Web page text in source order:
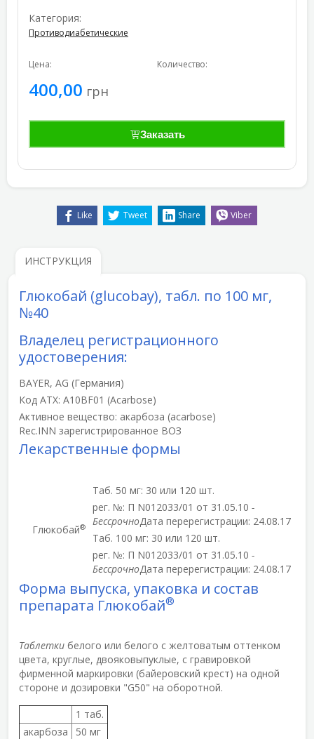
Категория:
Противодиабетические
Цена:
400,00 грн
Количество:
Заказать
Like Tweet Share Viber
ИНСТРУКЦИЯ
Глюкобай (glucobay), табл. по 100 мг,
№40
Владелец регистрационного
удостоверения:
BAYER, AG (Германия)
Код ATX: A10BF01 (Acarbose)
Активное вещество: акарбоза (acarbose)
Rec.INN зарегистрированное ВОЗ
Лекарственные формы
Глюкобай®
Таб. 50 мг: 30 или 120 шт.
рег. №: П N012033/01 от 31.05.10 -
БессрочноДата перерегистрации: 24.08.17
Таб. 100 мг: 30 или 120 шт.
рег. №: П N012033/01 от 31.05.10 -
БессрочноДата перерегистрации: 24.08.17
Форма выпуска, упаковка и состав
препарата Глюкобай®
Таблетки белого или белого с желтоватым оттенком
цвета, круглые, двояковыпуклые, с гравировкой
фирменной маркировки (байеровский крест) на одной
стороне и дозировки "G50" на оборотной.
1 таб.
акарбоза
50 мг